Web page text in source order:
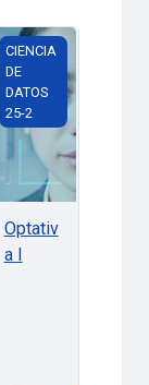
Datos_25_2
II
I
CIENCIA
DE
DATOS
25-2
Optativ
a I